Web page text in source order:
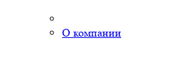
О компании